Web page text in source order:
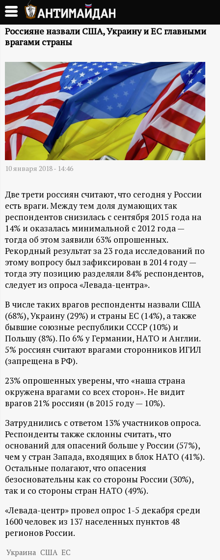
Перейти
основному
содержанию
А
Т
И
М
А
Й
Д
А
Н
-
и
н
ф
о
р
м
а
ц
и
о
н
н
Россияне назвали США, Украину и ЕС главными
врагами страны
10 января 2018 - 14:46
Две трети россиян считают, что сегодня у России
есть враги. Между тем доля думающих так
респондентов снизилась с сентября 2015 года на
14% и оказалась минимальной с 2012 года —
тогда об этом заявили 63% опрошенных.
Рекордный результат за 23 года исследований по
этому вопросу был зафиксирован в 2014 году —
тогда эту позицию разделяли 84% респондентов,
следует из опроса «Левада-центра».
В числе таких врагов респонденты назвали США
(68%), Украину (29%) и страны ЕС (14%), а также
бывшие союзные республики СССР (10%) и
Польшу (8%). По 6% у Германии, НАТО и Англии.
5% россиян считают врагами сторонников ИГИЛ
(запрещена в РФ).
23% опрошенных уверены, что «наша страна
окружена врагами со всех сторон». Не видит
врагов 21% россиян (в 2015 году — 10%).
Затруднились с ответом 13% участников опроса.
Респонденты также склонны считать, что
оснований для опасений больше у России (57%),
чем у стран Запада, входящих в блок НАТО (41%).
Остальные полагают, что опасения
безосновательны как со стороны России (30%),
так и со стороны стран НАТО (49%).
«Левада-центр» провел опрос 1-5 декабря среди
1600 человек из 137 населенных пунктов 48
регионов России.
Украина США ЕС